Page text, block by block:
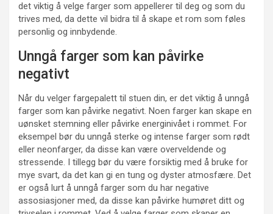
det viktig å velge farger som appellerer til deg og som du
trives med, da dette vil bidra til å skape et rom som føles
personlig og innbydende.
Unngå farger som kan påvirke
negativt
Når du velger fargepalett til stuen din, er det viktig å unngå
farger som kan påvirke negativt. Noen farger kan skape en
uønsket stemning eller påvirke energinivået i rommet. For
eksempel bør du unngå sterke og intense farger som rødt
eller neonfarger, da disse kan være overveldende og
stressende. I tillegg bør du være forsiktig med å bruke for
mye svart, da det kan gi en tung og dyster atmosfære. Det
er også lurt å unngå farger som du har negative
assosiasjoner med, da disse kan påvirke humøret ditt og